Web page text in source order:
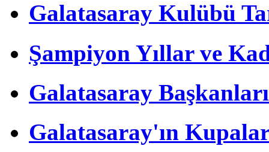
Galatasaray Kulübü
Şampiyon Yıllar ve
Galatasaray Başkanları
Galatasaray'ın